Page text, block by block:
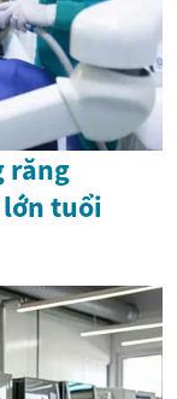
răng
tuổi